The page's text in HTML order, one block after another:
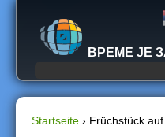
Jump
ВРЕМЕ ЈЕ
Startseite › Früchstück